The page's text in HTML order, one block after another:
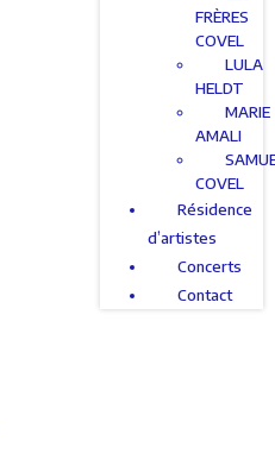
FRÈRES
COVEL
LULA
HELDT
MARIE
AMALI
COVEL
Résidence
d’artistes
Concerts
Contact